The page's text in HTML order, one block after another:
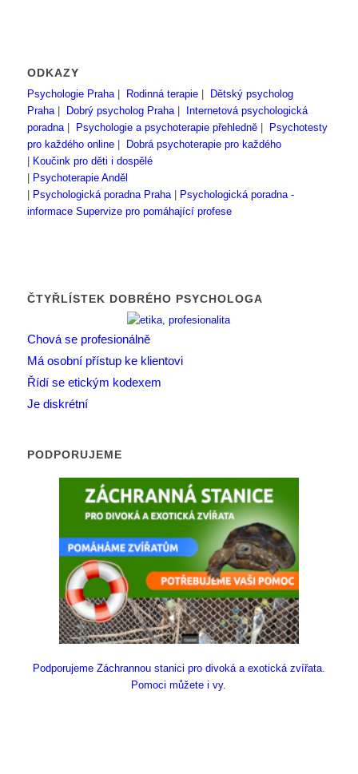
ODKAZY
Psychologie Praha| Rodinná terapie|
Dětský psycholog
Praha| Dobrý psycholog Praha|
Internetová psychologická
poradna| Psychologie a psychoterapie přehledně|
Psychotesty
pro každého online|
Dobrá psychoterapie pro každého
Koučink pro děti i dospělé
Psychoterapie Anděl
Psychologická poradna Praha|
Psychologická poradna -
informace Supervize pro pomáhající profese
ČTYŘLÍSTEK DOBRÉHO PSYCHOLOGA
Chová se profesionálně
Má osobní přístup ke klientovi
Řídí se etickým kodexem
Je diskrétní
PODPORUJEME
Podporujeme Záchrannou stanici pro divoká a exotická zvířata.
Pomoci můžete i vy.